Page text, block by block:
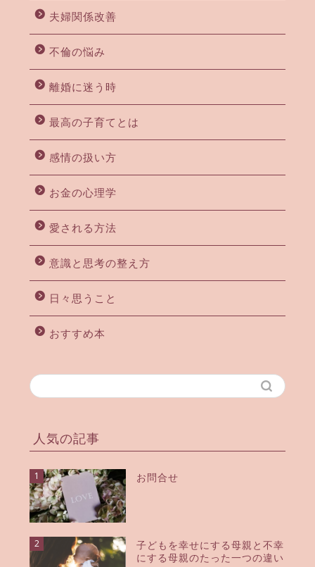
夫婦関係改善
不倫の悩み
離婚に迷う時
最高の子育てとは
感情の扱い方
お金の心理学
愛される方法
意識と思考の整え方
日々思うこと
おすすめ本
人気の記事
1 お問合せ
2
子どもを幸せにする母親と不幸
にする母親のたった一つの違い